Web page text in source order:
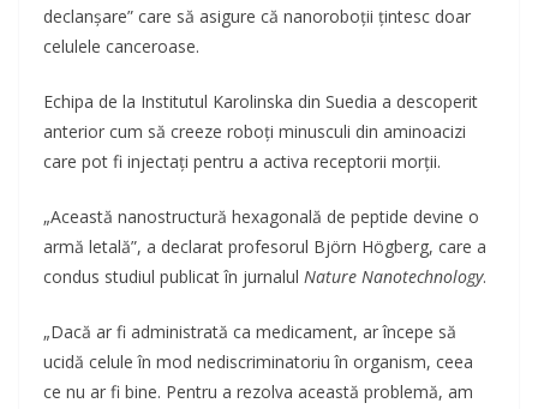
declanșare” care să asigure că nanoroboții țintesc doar
celulele canceroase.
Echipa de la Institutul Karolinska din Suedia a descoperit
anterior cum să creeze roboți minusculi din aminoacizi
care pot fi injectați pentru a activa receptorii morții.
„Această nanostructură hexagonală de peptide devine o
armă letală”, a declarat profesorul Björn Högberg, care a
condus studiul publicat în jurnalul Nature Nanotechnology.
„Dacă ar fi administrată ca medicament, ar începe să
ucidă celule în mod nediscriminatoriu în organism, ceea
ce nu ar fi bine. Pentru a rezolva această problemă, am